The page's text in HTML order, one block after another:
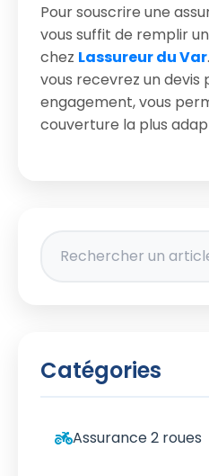
Pour souscrire une
vous suffit de remplir
chez Lassureur du Var
vous recevrez un devis
engagement, vous
couverture la plus
Catégories
Assurance 2 roues